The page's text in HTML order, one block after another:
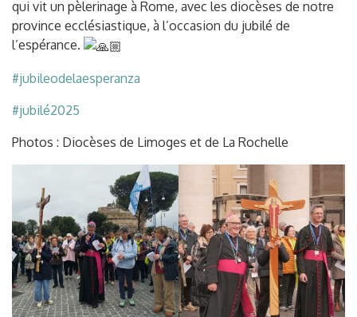
qui vit un pèlerinage à Rome, avec les diocèses de notre
province ecclésiastique, à l’occasion du jubilé de
l’espérance.
#jubileodelaesperanza
#jubilé2025
Photos : Diocèses de Limoges et de La Rochelle